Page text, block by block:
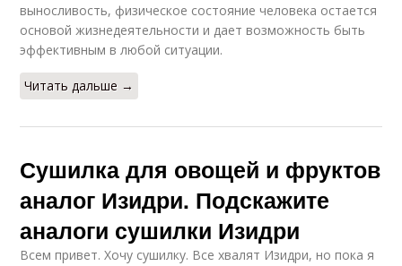
выносливость, физическое состояние человека остается
основой жизнедеятельности и дает возможность быть
эффективным в любой ситуации.
Читать дальше →
Сушилка для овощей и фруктов
аналог Изидри. Подскажите
аналоги сушилки Изидри
Всем привет. Хочу сушилку. Все хвалят Изидри, но пока я